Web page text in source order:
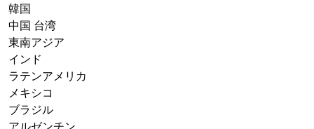
韓国
中国 台湾
東南アジア
インド
ラテンアメリカ
メキシコ
ブラジル